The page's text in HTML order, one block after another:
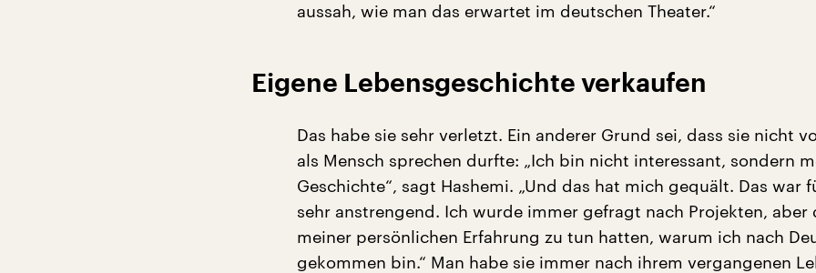
aussah, wie man das erwartet im deutschen Theater.“
Eigene Lebensgeschichte verkaufen
Das habe sie sehr verletzt. Ein anderer Grund sei, dass sie nicht
als Mensch sprechen durfte: „Ich bin nicht interessant, sondern
Geschichte“, sagt Hashemi. „Und das hat mich gequält. Das war
sehr anstrengend. Ich wurde immer gefragt nach Projekten, aber
meiner persönlichen Erfahrung zu tun hatten, warum ich nach
gekommen bin.“ Man habe sie immer nach ihrem vergangenen